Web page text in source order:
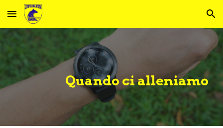
Skip to main content Skip to navigation
Quando ci alleniamo